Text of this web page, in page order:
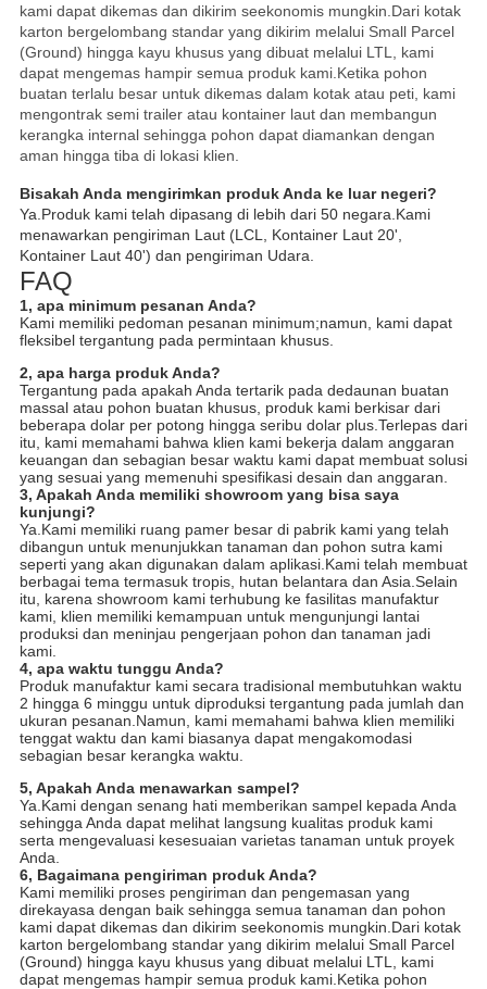
kami dapat dikemas dan dikirim seekonomis mungkin.Dari kotak
karton bergelombang standar yang dikirim melalui Small Parcel
(Ground) hingga kayu khusus yang dibuat melalui LTL, kami
dapat mengemas hampir semua produk kami.Ketika pohon
buatan terlalu besar untuk dikemas dalam kotak atau peti, kami
mengontrak semi trailer atau kontainer laut dan membangun
kerangka internal sehingga pohon dapat diamankan dengan
aman hingga tiba di lokasi klien.
Bisakah Anda mengirimkan produk Anda ke luar negeri?
Ya.Produk kami telah dipasang di lebih dari 50 negara.Kami
menawarkan pengiriman Laut (LCL, Kontainer Laut 20',
Kontainer Laut 40') dan pengiriman Udara.
FAQ
1, apa minimum pesanan Anda?
Kami memiliki pedoman pesanan minimum;namun, kami dapat
fleksibel tergantung pada permintaan khusus.
2, apa harga produk Anda?
Tergantung pada apakah Anda tertarik pada dedaunan buatan
massal atau pohon buatan khusus, produk kami berkisar dari
beberapa dolar per potong hingga seribu dolar plus.Terlepas dari
itu, kami memahami bahwa klien kami bekerja dalam anggaran
keuangan dan sebagian besar waktu kami dapat membuat solusi
yang sesuai yang memenuhi spesifikasi desain dan anggaran.
3, Apakah Anda memiliki showroom yang bisa saya
kunjungi?
Ya.Kami memiliki ruang pamer besar di pabrik kami yang telah
dibangun untuk menunjukkan tanaman dan pohon sutra kami
seperti yang akan digunakan dalam aplikasi.Kami telah membuat
berbagai tema termasuk tropis, hutan belantara dan Asia.Selain
itu, karena showroom kami terhubung ke fasilitas manufaktur
kami, klien memiliki kemampuan untuk mengunjungi lantai
produksi dan meninjau pengerjaan pohon dan tanaman jadi
kami.
4, apa waktu tunggu Anda?
Produk manufaktur kami secara tradisional membutuhkan waktu
2 hingga 6 minggu untuk diproduksi tergantung pada jumlah dan
ukuran pesanan.Namun, kami memahami bahwa klien memiliki
tenggat waktu dan kami biasanya dapat mengakomodasi
sebagian besar kerangka waktu.
5, Apakah Anda menawarkan sampel?
Ya.Kami dengan senang hati memberikan sampel kepada Anda
sehingga Anda dapat melihat langsung kualitas produk kami
serta mengevaluasi kesesuaian varietas tanaman untuk proyek
Anda.
6, Bagaimana pengiriman produk Anda?
Kami memiliki proses pengiriman dan pengemasan yang
direkayasa dengan baik sehingga semua tanaman dan pohon
kami dapat dikemas dan dikirim seekonomis mungkin.Dari kotak
karton bergelombang standar yang dikirim melalui Small Parcel
(Ground) hingga kayu khusus yang dibuat melalui LTL, kami
dapat mengemas hampir semua produk kami.Ketika pohon